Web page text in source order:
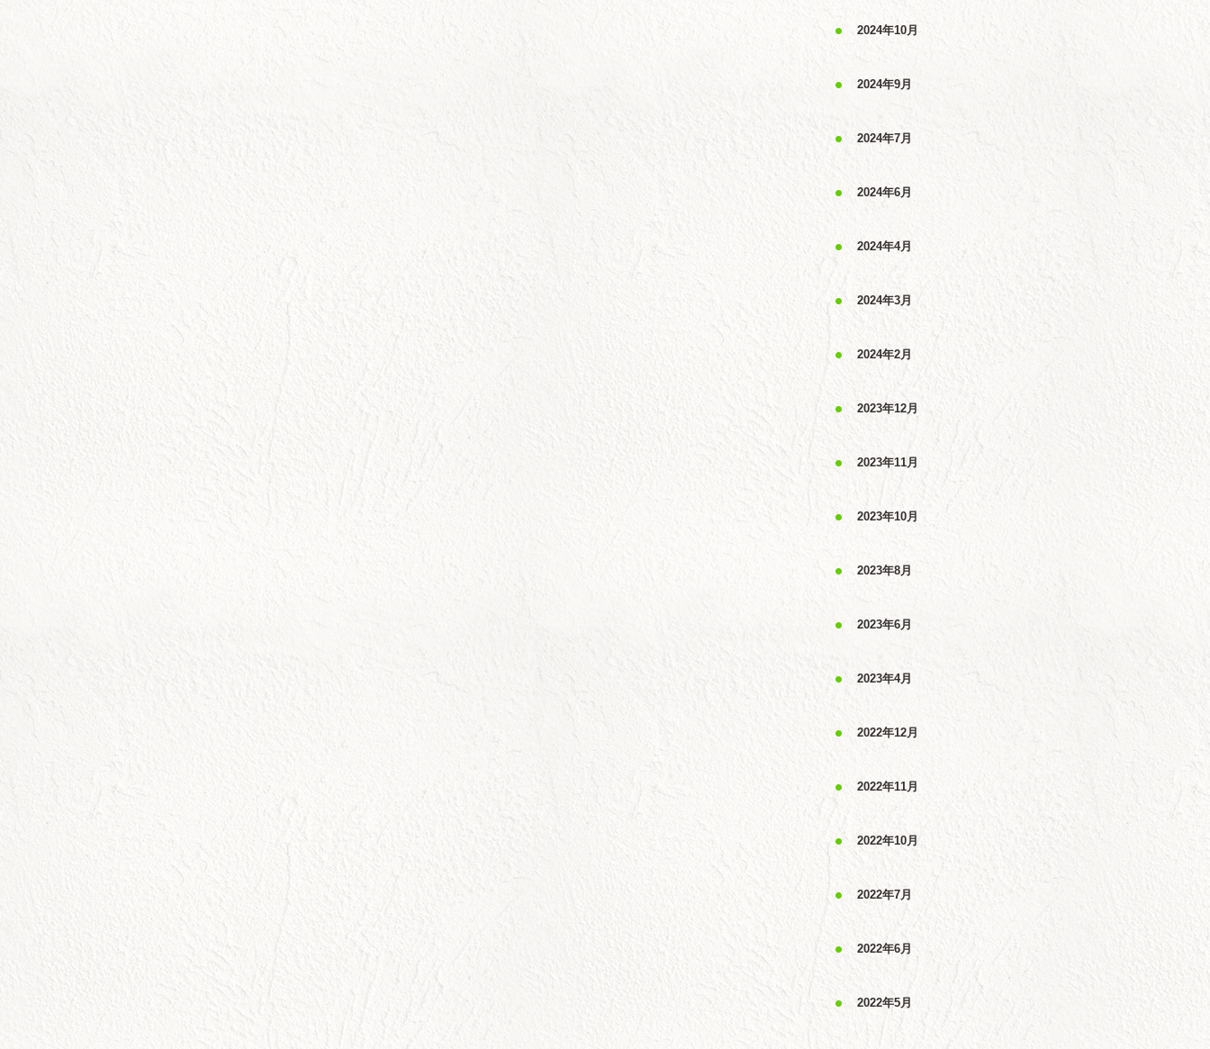
2024年10月
2024年9月
2024年7月
2024年6月
2024年4月
2024年3月
2024年2月
2023年12月
2023年11月
2023年10月
2023年8月
2023年6月
2023年4月
2022年12月
2022年11月
2022年10月
2022年7月
2022年6月
2022年5月